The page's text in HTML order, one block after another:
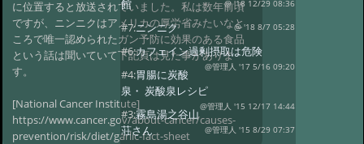
に位置すると放送されていました。私は数年前頃
ですが、ニンニクはアメリカの厚労省みたいなと
ころで唯一認められたガン予防に効果のある食品
という話は聞いていて下記頁は見た事がありま
す。
[National Cancer Institute]
https://www.cancer.gov/about-cancer/causes-
prevention/risk/diet/garlic-fact-sheet
館
@ '18 12/29 08:36
#7:ニンニク @ '18 8/7 05:28
#6:カフェイン過剰摂取は危険
@管理人 '17 5/16 09:20
#4:胃腸に炭酸
泉・ 炭酸泉レシピ
@管理人 '15 12/17 14:44
#3:霧島湯之谷山
荘さん
@管理人 '15 8/29 07:37